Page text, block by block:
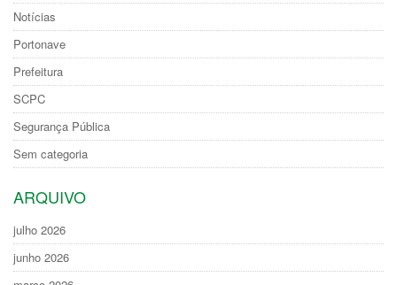
Notícias
Portonave
Prefeitura
SCPC
Segurança Pública
Sem categoria
ARQUIVO
julho 2026
junho 2026